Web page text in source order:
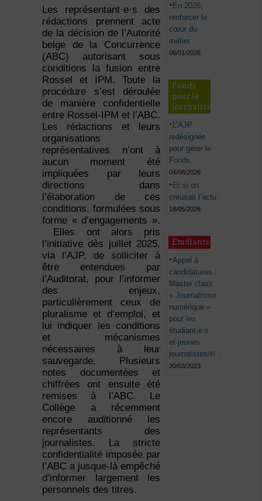
Les représentant·e·s des
rédactions prennent acte
de la décision de l’Autorité
belge de la Concurrence
(ABC) autorisant sous
conditions la fusion entre
Rossel et IPM. Toute la
procédure s’est déroulée
de manière confidentielle
entre Rossel-IPM et l’ABC.
Les rédactions et leurs
organisations
représentatives n’ont à
aucun moment été
impliquées par leurs
directions dans
l’élaboration de ces
conditions, formulées sous
forme « d’engagements ».
Elles ont alors pris
l’initiative dès juillet 2025,
via l’AJP, de solliciter à
être entendues par
l’Auditorat, pour l’informer
des enjeux,
particulièrement ceux de
pluralisme et d’emploi, et
lui indiquer les conditions
et mécanismes
nécessaires à leur
sauvegarde. Plusieurs
notes documentées et
chiffrées ont ensuite été
remises à l’ABC. Le
Collège a récemment
encore auditionné les
représentants des
journalistes. La stricte
confidentialité imposée par
l’ABC a jusque-là empêché
d’informer largement les
personnels des titres.
En 2026,
renforcer le
cœur du
métier
06/01/2026
Fonds
pour le
journalisme
L’AJP
redésignée
pour gérer le
Fonds
04/08/2026
Et si on
creusait l’actu
18/05/2026
Étudiants
Appel à
candidatures :
Master class
« Journalisme
numérique »
pour les
étudiant·e·s
et jeunes
journalistes￼
30/03/2023